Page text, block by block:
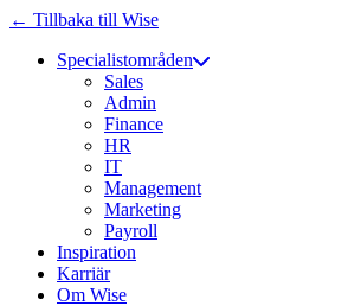
← Tillbaka till Wise
Specialistområden
Sales
Admin
Finance
HR
IT
Management
Marketing
Payroll
Inspiration
Karriär
Om Wise